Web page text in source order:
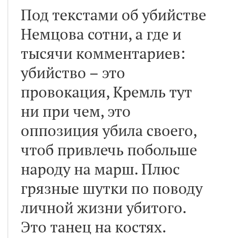
Под текстами об убийстве
Немцова сотни, а где и
тысячи комментариев:
убийство – это
провокация, Кремль тут
ни при чем, это
оппозиция убила своего,
чтоб привлечь побольше
народу на марш. Плюс
грязные шутки по поводу
личной жизни убитого.
Это танец на костях.